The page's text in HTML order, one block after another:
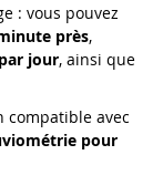
: vous pouvez
près,
jour, ainsi que
compatible avec
pour